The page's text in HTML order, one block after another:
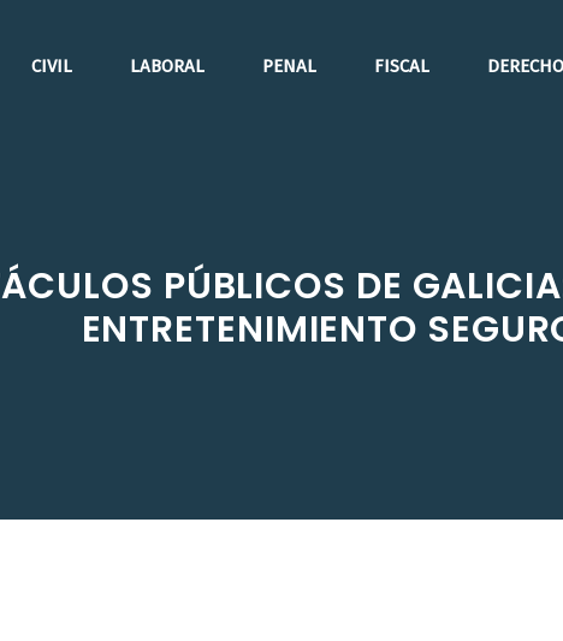
CIVIL LABORAL PENAL FISCAL
PÚBLICOS DE
ENTRETENIMIENTO